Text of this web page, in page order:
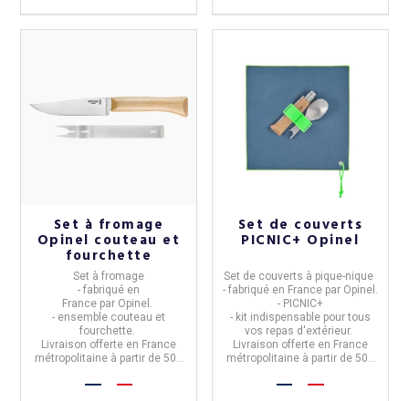
Set à fromage
Opinel couteau et
fourchette
Set à fromage
- fabriqué en
France par Opinel .
- ensemble couteau et
fourchette.
Livraison offerte en France
métropolitaine à partir de 50€
Set de couverts
PICNIC+ Opinel
Set de couverts à pique-nique
- fabriqué en Francepar Opinel .
- PICNIC+
- kit indispensable pour tous
vos repas d'extérieur.
Livraison offerte en France
métropolitaine à partir de 50€